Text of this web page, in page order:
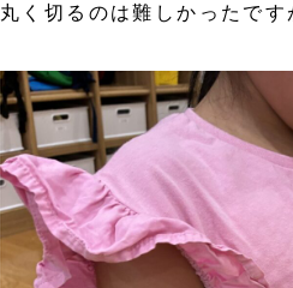
丸く切るのは難しかったで